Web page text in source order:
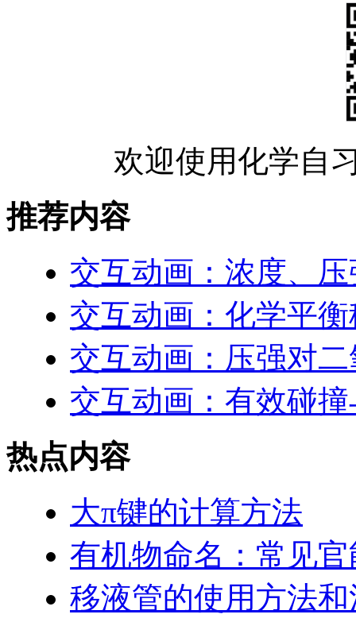
欢迎使用化学自
推荐内容
交互动画：浓度、
交互动画：化学平
交互动画：压强对
交互动画：有效碰
热点内容
大π键的计算方法
有机物命名：常见
移液管的使用方法